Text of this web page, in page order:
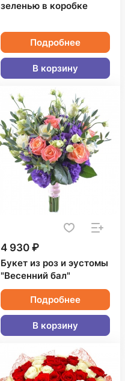
зеленью в коробке
Подробнее
В корзину
4 930 ₽
Букет из роз и эустомы
"Весенний бал"
Подробнее
В корзину